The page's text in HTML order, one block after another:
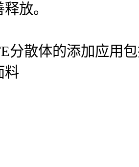
放。
分散体的添加应用
料